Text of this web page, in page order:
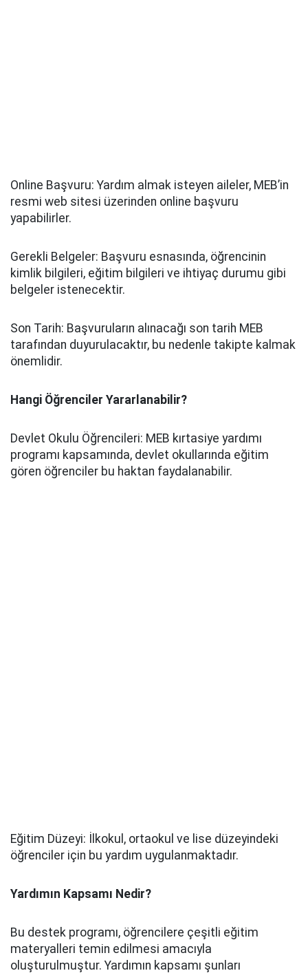
Online Başvuru: Yardım almak isteyen aileler, MEB’in
resmi web sitesi üzerinden online başvuru
yapabilirler.
Gerekli Belgeler: Başvuru esnasında, öğrencinin
kimlik bilgileri, eğitim bilgileri ve ihtiyaç durumu gibi
belgeler istenecektir.
Son Tarih: Başvuruların alınacağı son tarih MEB
tarafından duyurulacaktır, bu nedenle takipte kalmak
önemlidir.
Hangi Öğrenciler Yararlanabilir?
Devlet Okulu Öğrencileri: MEB kırtasiye yardımı
programı kapsamında, devlet okullarında eğitim
gören öğrenciler bu haktan faydalanabilir.
Eğitim Düzeyi: İlkokul, ortaokul ve lise düzeyindeki
öğrenciler için bu yardım uygulanmaktadır.
Yardımın Kapsamı Nedir?
Bu destek programı, öğrencilere çeşitli eğitim
materyalleri temin edilmesi amacıyla
oluşturulmuştur. Yardımın kapsamı şunları